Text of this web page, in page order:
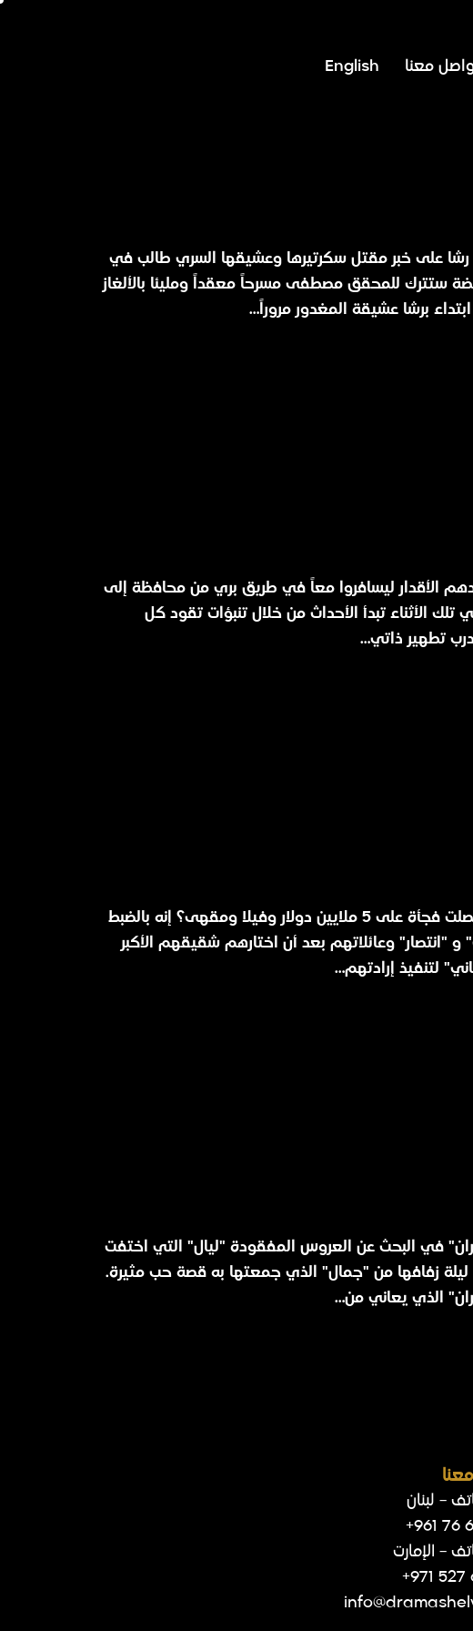
معنا English
رشا على خبر مقتل سكرتيرها وعشيقها السري طالب في
ستترك للمحقق مصطفى مسرحاً معقداً ومليئا بالألغاز
برشا عشيقة المغدور مروراً…
الأقدار ليسافروا معاً في طريق بري من محافظة إلى
الأثناء تبدأ الأحداث من خلال تنبؤات تقود كل
تطهير ذاتي…
ماذا ستفعل لو حصلت فجأة على 5 ملايين دولار وفيلا ومقهى؟ إنه بالضبط
"انتصار" وعائلاتهم بعد أن اختارهم شقيقهم الأكبر
لتنفيذ إرادتهم…
في البحث عن العروس المفقودة "ليال" التي اختفت
زفافها من "جمال" الذي جمعتها به قصة حب مثيرة.
الذي يعاني من…
– لبنان
+961 76
– الإمارت
+971 527